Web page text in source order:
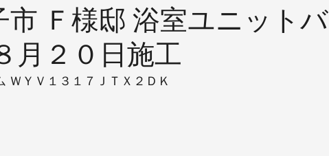
Ｆ様邸 浴室ユニットバ
月２０日施工
ＷＹＶ１３１７ＪＴＸ２ＤＫ